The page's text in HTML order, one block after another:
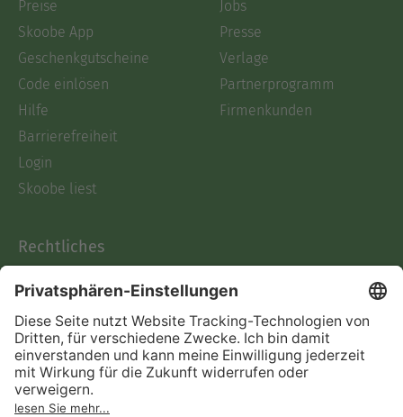
Preise
Skoobe App
Geschenkgutscheine
Code einlösen
Hilfe
Barrierefreiheit
Login
Skoobe liest
Jobs
Presse
Verlage
Partnerprogramm
Firmenkunden
Rechtliches
AGB
Informationen nach Data
Act
Verträge hier kündigen
Impressum